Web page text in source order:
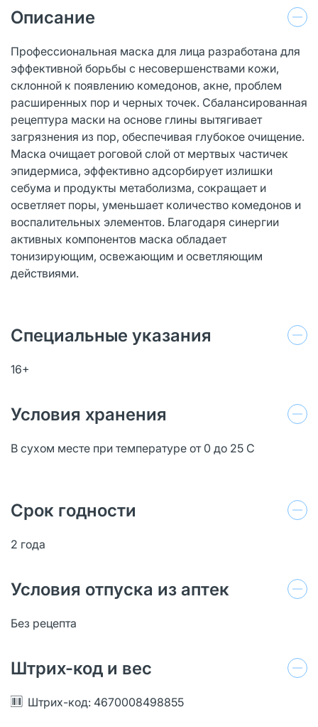
Описание
Профессиональная маска для лица разработана для
эффективной борьбы с несовершенствами кожи,
склонной к появлению комедонов, акне, проблем
расширенных пор и черных точек. Сбалансированная
рецептура маски на основе глины вытягивает
загрязнения из пор, обеспечивая глубокое очищение.
Маска очищает роговой слой от мертвых частичек
эпидермиса, эффективно адсорбирует излишки
себума и продукты метаболизма, сокращает и
осветляет поры, уменьшает количество комедонов и
воспалительных элементов. Благодаря синергии
активных компонентов маска обладает
тонизирующим, освежающим и осветляющим
действиями.
Специальные указания
16+
Условия хранения
В сухом месте при температуре от 0 до 25 С
Срок годности
2 года
Условия отпуска из аптек
Без рецепта
Штрих-код и вес
Штрих-код: 4670008498855